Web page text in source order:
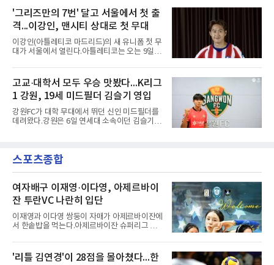
무대 경험을 주려 했다.면면도 다양하다. 측면 공
격수 정현웅은 돌파력이
레알 마드리드는 7일(한국시간) 비니시우스와
2032년 6월 30일까지 유효한 6년 연장 계약에
합의했다고 공식 발표했다. 비니시우스는 재계
약 확정 후 사회관계망서비스(SNS)에 베르나베
우에서의 8년은 너무 짧다며, 앞으로 6년, 그리
고 영원히 함께하겠다고 애정을 드러냈다.성사
관심을 받았는데, 18개월간 이어진 재계약 협상
이 한때 교착됐기 때문이다. 그러
'그리즈만의 7번' 달고 서울에서 첫 출
격...이강인, 맨시티 상대로 첫 무대
이강인(아틀레티코 마드리드)의 새 유니폼 첫 무
대가 서울에서 열린다.아틀레티코는 오는 9일
와 2026 쿠팡플레이 시리즈 친선 경기를 치른다.
구단 소집 명단에 이강인이 포함되면서 변수가
없는 한 그의 첫 출격은 서울이 된다.등번호부터
무게가 실렸다. 이강인은 첫 경기부터 7번을 단
다. 2010년대 팀의 전성기를 이끈 앙투안 그리즈
만이 달았던 번호다.합류 과정은 순탄치 않았다.
스페인으로 건너가려던 그는 병역 특례 행정 절
짧게 호흡을 맞춰 경기에 나선다.역할도 관심사
다. 유려한 탈압박과
고교·대학서 모두 우승 맛봤다...K리그
1 강원, 19세 미드필더 김슬기 영입
강원FC가 대학 무대에서 뛰던 신인 미드필더를
데려왔다.강원은 6일 연세대 소속이던 김슬기
리그와 추계전국고등대회 우승에 기여했고, 올
해 연세대 진학 후에는 춘계한산대첩기대학대회
표팀 훈련에도 소집됐다.김슬기는 입단하게 돼
기쁘고 영광이라며 프로 무대에서도 성장해 팀
에 꼭 필요한 선수가 되겠다고 각오를 밝혔다.
스포츠종합
여자배구 이재영·이다영, 아제르바이
잔 투란VC 나란히 입단
이재영과 이다영 쌍둥이 자매가 아제르바이잔에
서 한솥밥을 먹는다.아제르바이잔 슈퍼리그 투
일 이다영과도 계약했다고 발표했다. 구단은 이
다영이 2026-2027시즌 투란 소속으로 활약할
예정이라고 전했다.두 선수가 국내를 떠난 것은
'리틀 김연경'이 28점을 몰아쳤다...한